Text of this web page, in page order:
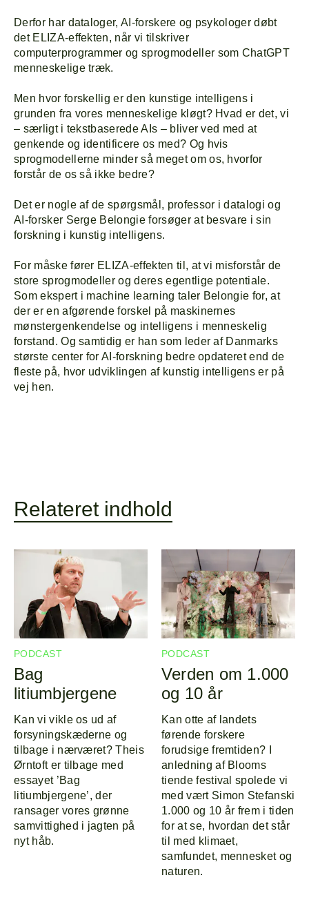
Program
Line-up
Om
Derfor har dataloger, AI-forskere og psykologer døbt
det ELIZA-effekten, når vi tilskriver
computerprogrammer og sprogmodeller som ChatGPT
menneskelige træk.
Men hvor forskellig er den kunstige intelligens i
grunden fra vores menneskelige kløgt? Hvad er det, vi
– særligt i tekstbaserede AIs – bliver ved med at
genkende og identificere os med? Og hvis
sprogmodellerne minder så meget om os, hvorfor
forstår de os så ikke bedre?
Det er nogle af de spørgsmål, professor i datalogi og
AI-forsker Serge Belongie forsøger at besvare i sin
forskning i kunstig intelligens.
For måske fører ELIZA-effekten til, at vi misforstår de
store sprogmodeller og deres egentlige potentiale.
Som ekspert i machine learning taler Belongie for, at
der er en afgørende forskel på maskinernes
mønstergenkendelse og intelligens i menneskelig
forstand. Og samtidig er han som leder af Danmarks
største center for AI-forskning bedre opdateret end de
fleste på, hvor udviklingen af kunstig intelligens er på
vej hen.
Relateret indhold
PODCAST
Bag
litiumbjergene
Kan vi vikle os ud af
forsyningskæderne og
tilbage i nærværet? Theis
Ørntoft er tilbage med
essayet ’Bag
litiumbjergene’, der
ransager vores grønne
samvittighed i jagten på
nyt håb.
PODCAST
Verden om 1.000
og 10 år
Kan otte af landets
førende forskere
forudsige fremtiden? I
anledning af Blooms
tiende festival spolede vi
med vært Simon Stefanski
1.000 og 10 år frem i tiden
for at se, hvordan det står
til med klimaet,
samfundet, mennesket og
naturen.